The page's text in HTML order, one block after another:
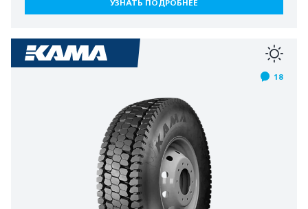
УЗНАТЬ ПОДРОБНЕЕ
18